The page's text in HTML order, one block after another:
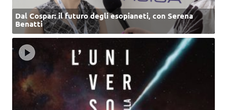
Dal Cospar: il futuro degli esopianeti, con Serena
Benatti